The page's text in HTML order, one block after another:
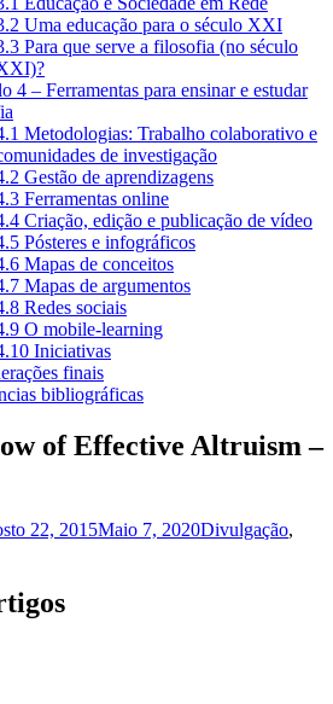
Uma educação para o século XXI
Para que serve a filosofia (no século
4 – Ferramentas para ensinar e estudar
Metodologias: Trabalho colaborativo e
de investigação
Gestão de aprendizagens
Ferramentas online
Criação, edição e publicação de vídeo
Pósteres e infográficos
Mapas de conceitos
Mapas de argumentos
Redes sociais
O mobile-learning
Iniciativas
finais
bibliográficas
of Effective Altruism –
22, 2015Maio 7, 2020Divulgação,